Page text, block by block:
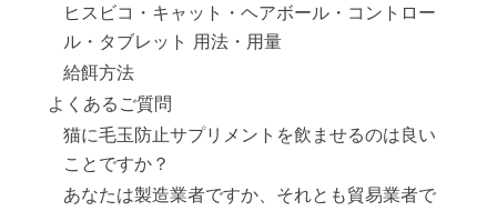
ヒスビコ・キャット・ヘアボール・コントロー
ル・タブレット 用法・用量
給餌方法
よくあるご質問
猫に毛玉防止サプリメントを飲ませるのは良い
ことですか？
あなたは製造業者ですか、それとも貿易業者で